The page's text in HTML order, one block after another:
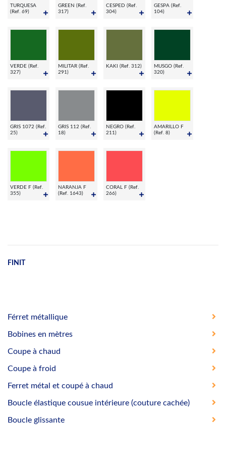
TURQUESA
(Ref. 69)
GREEN (Ref.
317)
CESPED (Ref.
304)
GESPA (Ref.
104)
VERDE (Ref.
327)
MILITAR (Ref.
291)
KAKI (Ref. 312)
MUSGO (Ref.
320)
GRIS 1072 (Ref.
25)
GRIS 112 (Ref.
18)
NEGRO (Ref.
211)
AMARILLO F
(Ref. 8)
VERDE F (Ref.
355)
NARANJA F
(Ref. 1643)
CORAL F (Ref.
266)
FINIT
Férret métallique
Bobines en mètres
Coupe à chaud
Coupe à froid
Ferret métal et coupé à chaud
Boucle élastique cousue intérieure (couture cachée)
Boucle glissante